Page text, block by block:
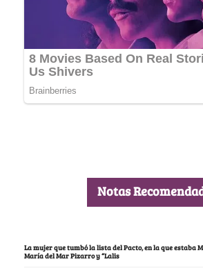
Notas
La mujer que tumbó la lista del Pacto, en la que estaba
María del Mar Pizarro y “Lalis